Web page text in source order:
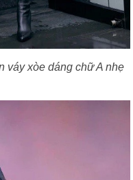
váy xòe dáng chữ A nhẹ